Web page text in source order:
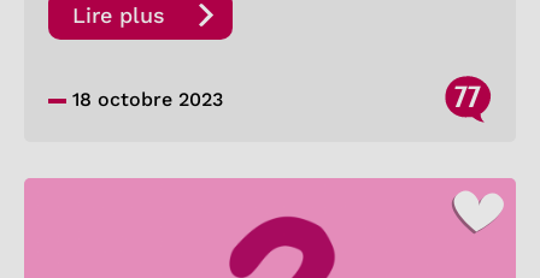
Lire plus
18 octobre 2023 77